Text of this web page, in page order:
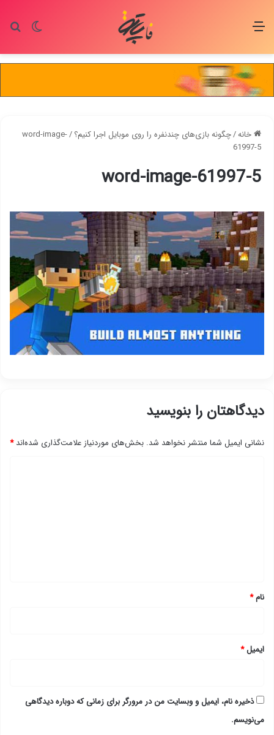
تغییر منو
خانه/چگونه بازی‌های چندنفره را روی موبایل اجرا کنیم؟/
word-image-
61997-5
word-image-61997-5
دیدگاهتان را بنویسید
نشانی ایمیل شما منتشر نخواهد شد. بخش‌های موردنیاز علامت‌گذاری شده‌اند*
نام*
ایمیل*
ذخیره نام، ایمیل و وبسایت من در مرورگر برای زمانی که دوباره دیدگاهی
می‌نویسم.